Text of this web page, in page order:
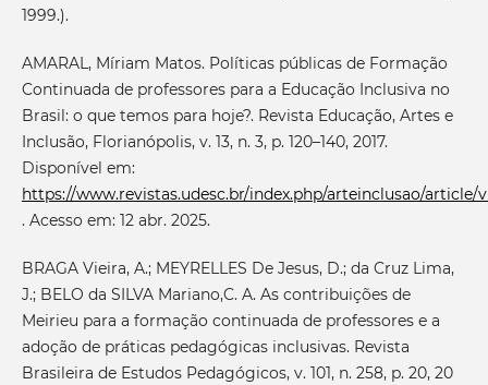
1999.).
AMARAL, Míriam Matos. Políticas públicas de Formação
Continuada de professores para a Educação Inclusiva no
Brasil: o que temos para hoje?. Revista Educação, Artes e
Inclusão, Florianópolis, v. 13, n. 3, p. 120–140, 2017.
Disponível em:
https://www.revistas.udesc.br/index.php/arteinclusao/article/
. Acesso em: 12 abr. 2025.
BRAGA Vieira, A.; MEYRELLES De Jesus, D.; da Cruz Lima,
J.; BELO da SILVA Mariano,C. A. As contribuições de
Meirieu para a formação continuada de professores e a
adoção de práticas pedagógicas inclusivas. Revista
Brasileira de Estudos Pedagógicos, v. 101, n. 258, p. 20, 20